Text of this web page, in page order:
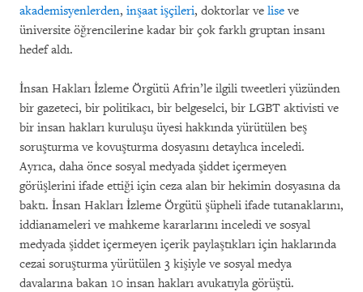
akademisyenlerden, inşaat işçileri, doktorlar ve liseve
üniversite öğrencilerine kadar bir çok farklı gruptan insanı
hedef aldı.
İnsan Hakları İzleme Örgütü Afrin’le ilgili tweetleri yüzünden
bir gazeteci, bir politikacı, bir belgeselci, bir LGBT aktivisti ve
bir insan hakları kuruluşu üyesi hakkında yürütülen beş
soruşturma ve kovuşturma dosyasını detaylıca inceledi.
Ayrıca, daha önce sosyal medyada şiddet içermeyen
görüşlerini ifade ettiği için ceza alan bir hekimin dosyasına da
baktı. İnsan Hakları İzleme Örgütü şüpheli ifade tutanaklarını,
iddianameleri ve mahkeme kararlarını inceledi ve sosyal
medyada şiddet içermeyen içerik paylaştıkları için haklarında
cezai soruşturma yürütülen 3 kişiyle ve sosyal medya
davalarına bakan 10 insan hakları avukatıyla görüştü.